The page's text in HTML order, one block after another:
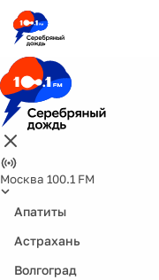
Москва 100.1 FM
Апатиты
Астрахань
Волгоград